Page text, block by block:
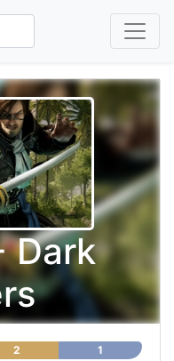
Dark
2
1